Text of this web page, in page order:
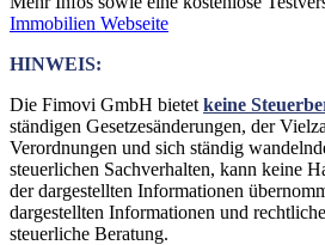
Immobilien Webseite
HINWEIS:
Die Fimovi GmbH bietet keine
ständigen Gesetzesänderungen, der
Verordnungen und sich ständig
steuerlichen Sachverhalten, kann keine
der dargestellten Informationen
dargestellten Informationen und
steuerliche Beratung.